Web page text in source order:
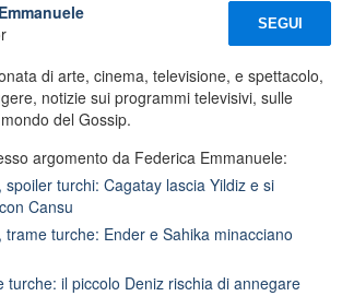
SEGUI
di arte, cinema, televisione, e spettacolo,
notizie sui programmi televisivi, sulle
del Gossip.
argomento da Federica Emmanuele:
turchi: Cagatay lascia Yildiz e si
Cansu
turche: Ender e Sahika minacciano
turche: il piccolo Deniz rischia di annegare